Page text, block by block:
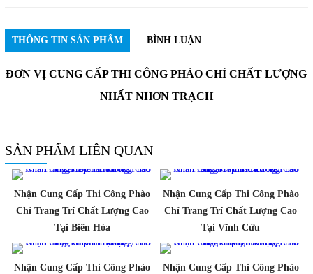
THÔNG TIN SẢN PHẨM BÌNH LUẬN
ĐƠN VỊ CUNG CẤP THI CÔNG PHÀO CHỈ CHẤT LƯỢNG
NHẤT NHƠN TRẠCH
SẢN PHẨM LIÊN QUAN
Nhận Cung Cấp Thi Công Phào
Chỉ Trang Trí Chất Lượng Cao
Tại Biên Hòa
Nhận Cung Cấp Thi Công Phào
Chỉ Trang Trí Chất Lượng Cao
Tại Vĩnh Cửu
Nhận Cung Cấp Thi Công Phào
Nhận Cung Cấp Thi Công Phào